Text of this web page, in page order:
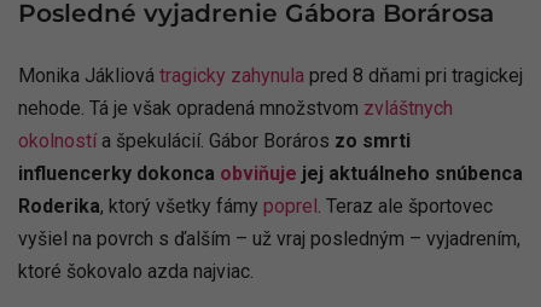
Posledné vyjadrenie Gábora Borárosa
Monika Jákliová tragicky zahynula pred 8 dňami pri tragickej
nehode. Tá je však opradená množstvom zvláštnych
okolnostía špekulácií. Gábor Boráros zo smrti
influencerky dokonca obviňuje jej aktuálneho snúbenca
Roderika, ktorý všetky fámy poprel . Teraz ale športovec
vyšiel na povrch s ďalším – už vraj posledným – vyjadrením,
ktoré šokovalo azda najviac.